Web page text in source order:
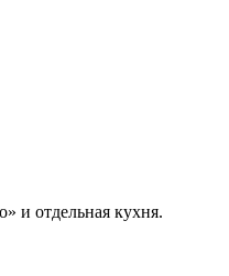
и отдельная кухня.